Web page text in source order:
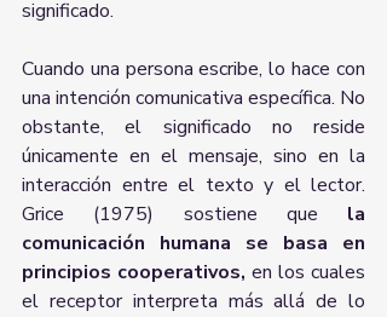
significado.
Cuando una persona escribe, lo hace con
una intención comunicativa específica. No
obstante, el significado no reside
únicamente en el mensaje, sino en la
interacción entre el texto y el lector.
Grice (1975) sostiene que la
comunicación humana se basa en
principios cooperativos, en los cuales
el receptor interpreta más allá de lo